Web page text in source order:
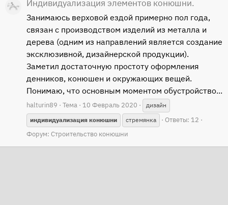
Индивидуализация элементов конюшни.
Занимаюсь верховой ездой примерно пол года,
связан с производством изделий из металла и
дерева (одним из направлений является создание
эксклюзивной, дизайнерской продукции).
Заметил достаточную простоту оформления
денников, конюшен и окружающих вещей.
Понимаю, что основным моментом обустройство...
halturin89 Тема 10 Февраль 2020
дизайн
индивидуализация конюшни стремянка
Ответы: 12
Форум: Строительство конюшни